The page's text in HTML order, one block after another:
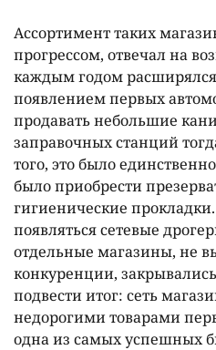
Ассортимент таких
прогрессом, отвечал на
каждым годом
появлением первых
продавать небольшие
заправочных станций
того, это было
было приобрести
гигиенические
появляться сетевые
отдельные магазины, не
конкуренции,
подвести итог: сеть
недорогими товарами
одна из самых успешных